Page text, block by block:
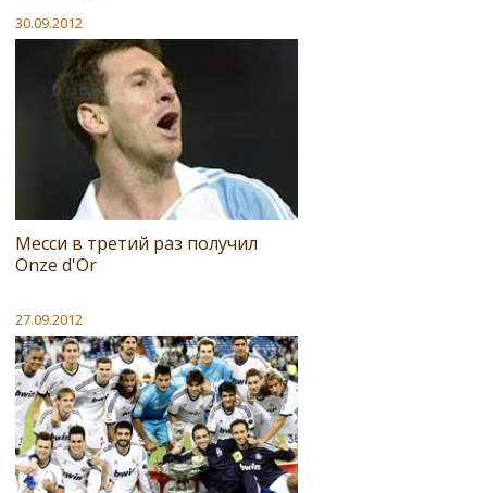
30.09.2012
Месси в третий раз получил
Onze d'Or
27.09.2012